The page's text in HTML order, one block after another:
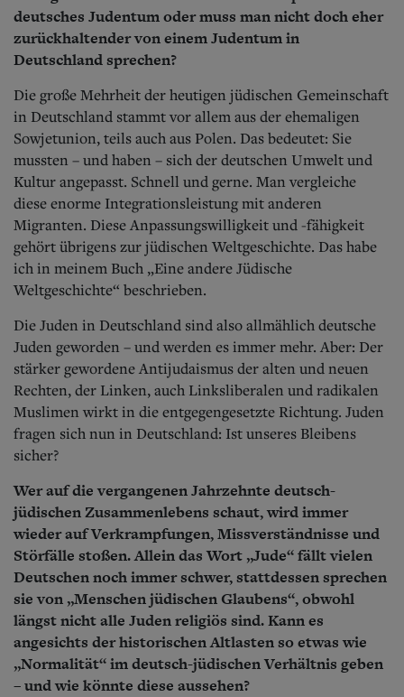
deutsches Judentum oder muss man nicht doch eher
zurückhaltender von einem Judentum in
Deutschland sprechen?
Die große Mehrheit der heutigen jüdischen Gemeinschaft
in Deutschland stammt vor allem aus der ehemaligen
Sowjetunion, teils auch aus Polen. Das bedeutet: Sie
mussten – und haben – sich der deutschen Umwelt und
Kultur angepasst. Schnell und gerne. Man vergleiche
diese enorme Integrationsleistung mit anderen
Migranten. Diese Anpassungswilligkeit und -fähigkeit
gehört übrigens zur jüdischen Weltgeschichte. Das habe
ich in meinem Buch „Eine andere Jüdische
Weltgeschichte“ beschrieben.
Die Juden in Deutschland sind also allmählich deutsche
Juden geworden – und werden es immer mehr. Aber: Der
stärker gewordene Antijudaismus der alten und neuen
Rechten, der Linken, auch Linksliberalen und radikalen
Muslimen wirkt in die entgegengesetzte Richtung. Juden
fragen sich nun in Deutschland: Ist unseres Bleibens
sicher?
Wer auf die vergangenen Jahrzehnte deutsch-
jüdischen Zusammenlebens schaut, wird immer
wieder auf Verkrampfungen, Missverständnisse und
Störfälle stoßen. Allein das Wort „Jude“ fällt vielen
Deutschen noch immer schwer, stattdessen sprechen
sie von „Menschen jüdischen Glaubens“, obwohl
längst nicht alle Juden religiös sind. Kann es
angesichts der historischen Altlasten so etwas wie
„Normalität“ im deutsch-jüdischen Verhältnis geben
– und wie könnte diese aussehen?